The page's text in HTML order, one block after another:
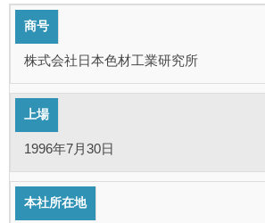
商号
株式会社日本色材工業研究所
上場
1996年7月30日
本社所在地